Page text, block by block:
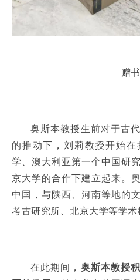
赠
奥斯本教授生前对于古
的推动下，刘莉教授开始
学、澳大利亚第一个中国研
京大学的合作下建立起来。
中国，与陕西、河南等地的
考古研究所、北京大学等学术
在此期间， 奥斯本教授